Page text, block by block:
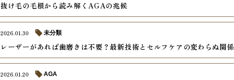
抜け毛の毛根から読み解くAGAの兆候
レーザーがあれば歯磨きは不要？最新技術とセルフケアの変わらぬ関係
2026.01.30 未分類
2026.01.20 AGA